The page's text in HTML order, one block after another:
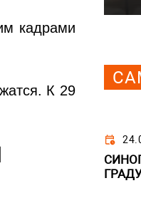
кадрами
К 29